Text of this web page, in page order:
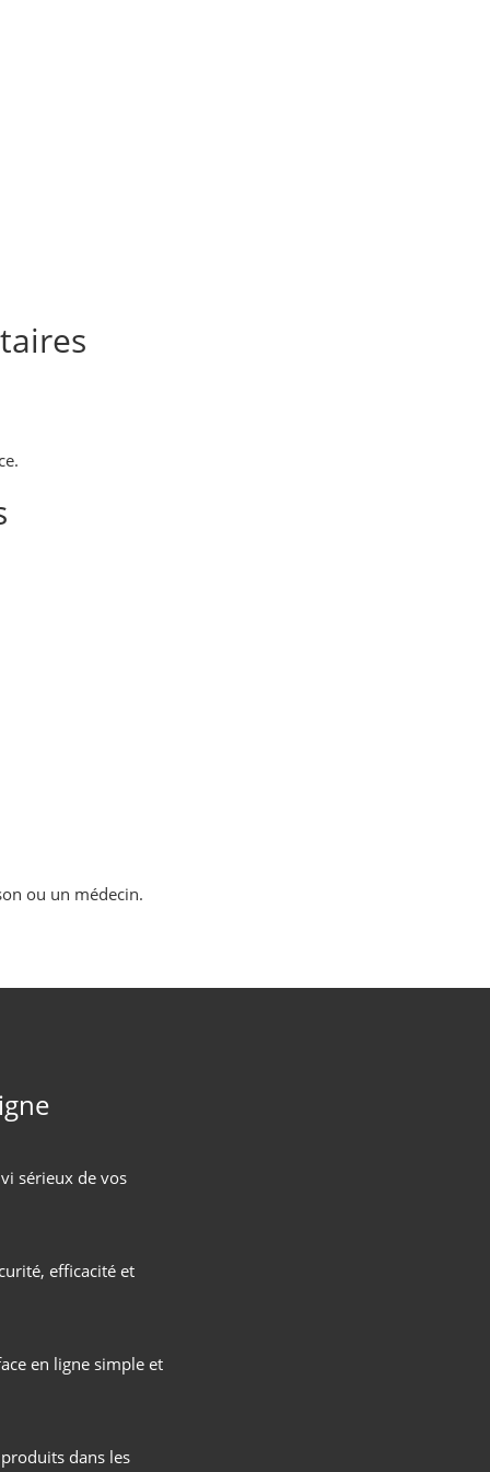
ou un médecin.
sérieux de vos
efficacité et
en ligne simple et
dans les